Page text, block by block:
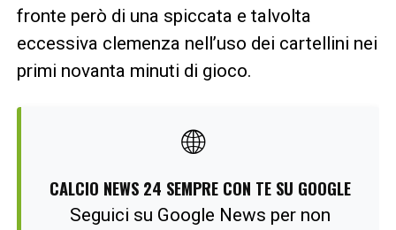
fronte però di una spiccata e talvolta
eccessiva clemenza nell’uso dei cartellini nei
primi novanta minuti di gioco.
🌐
CALCIO NEWS 24 SEMPRE CON TE SU GOOGLE
Seguici su Google News per non